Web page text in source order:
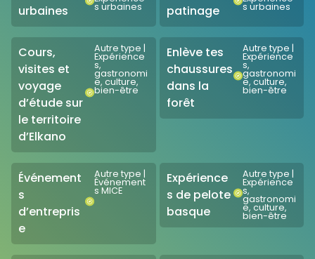
urbaines
s urbaines
patinage
s urbaines
Cours,
visites et
voyage
d’étude sur
le territoire
d’Elkano
Autre type |
Expérience
s,
gastronomi
e, culture,
bien-être
Enlève tes
chaussures
dans la
forêt
Autre type |
Expérience
s,
gastronomi
e, culture,
bien-être
Événement
s
d’entrepris
e
Autre type |
Événement
s MICE
Expérience
s de pelote
basque
Autre type |
Expérience
s,
gastronomi
e, culture,
bien-être